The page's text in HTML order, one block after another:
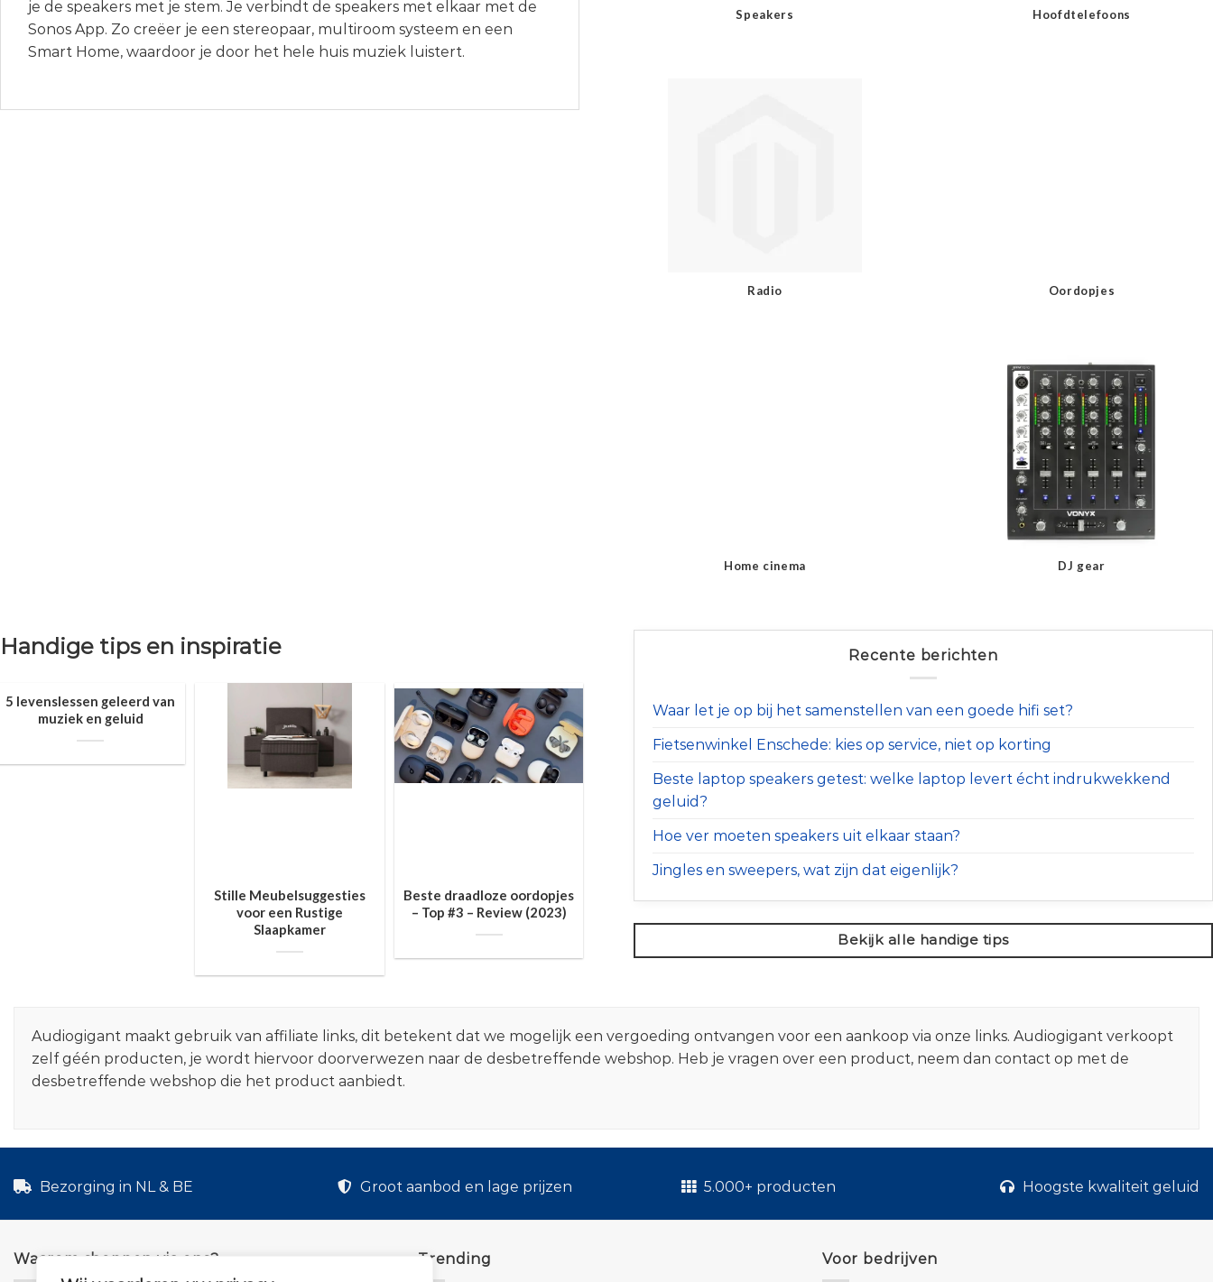
je de speakers met je stem. Je verbindt de speakers met elkaar met de
Sonos App. Zo creëer je een stereopaar, multiroom systeem en een
Smart Home, waardoor je door het hele huis muziek luistert.
Speakers Hoofdtelefoons
Radio Oordopjes
Home cinema DJ gear
Handige tips en inspiratie
5 levenslessen geleerd van
muziek en geluid
Stille Meubelsuggesties
voor een Rustige
Slaapkamer
Beste draadloze oordopjes
– Top #3 – Review (2023)
Recente berichten
Waar let je op bij het samenstellen van een goede hifi set?
Fietsenwinkel Enschede: kies op service, niet op korting
Beste laptop speakers getest: welke laptop levert écht indrukwekkend
geluid?
Hoe ver moeten speakers uit elkaar staan?
Jingles en sweepers, wat zijn dat eigenlijk?
Bekijk alle handige tips
Audiogigant maakt gebruik van affiliate links, dit betekent dat we mogelijk een vergoeding ontvangen voor een aankoop via onze links. Audiogigant verkoopt
zelf géén producten, je wordt hiervoor doorverwezen naar de desbetreffende webshop. Heb je vragen over een product, neem dan contact op met de
desbetreffende webshop die het product aanbiedt.
Bezorging in NL & BE Groot aanbod en lage prijzen 5.000+ producten Hoogste kwaliteit geluid
Waarom shoppen via ons? Trending Voor bedrijven